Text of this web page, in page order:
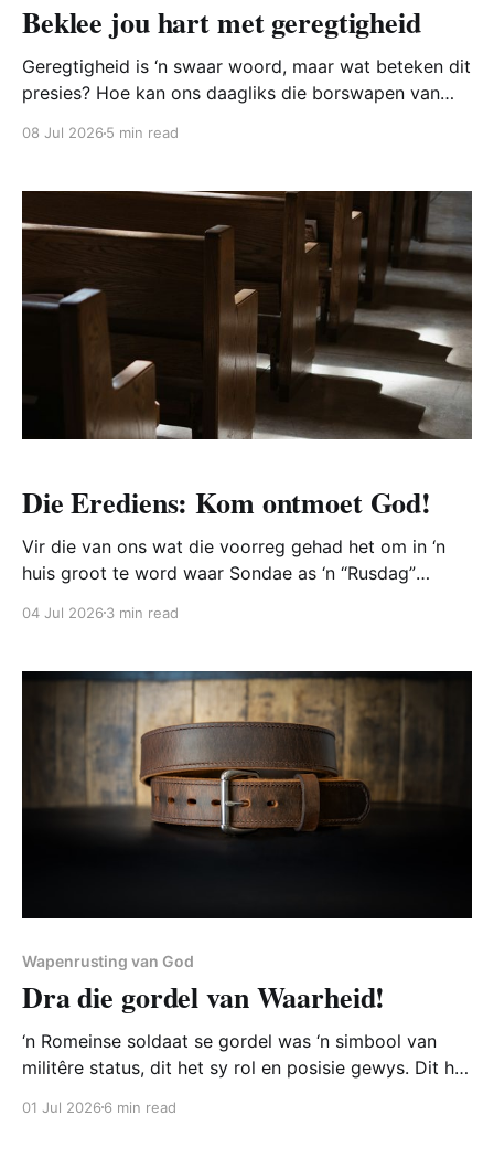
Beklee jou hart met geregtigheid
Geregtigheid is ‘n swaar woord, maar wat beteken dit
presies? Hoe kan ons daagliks die borswapen van
08 Jul 2026 5 min read
Die Erediens: Kom ontmoet God!
Vir die van ons wat die voorreg gehad het om in ‘n
huis groot te word waar Sondae as ‘n “Rusdag”
betekenis en waarde, as gevolg van gewoonte,
slaap nie, want jy moet Sondag
04 Jul 2026 3 min read
Wapenrusting van God
Dra die gordel van Waarheid!
‘n Romeinse soldaat se gordel was ‘n simbool van
militêre status, dit het sy rol en posisie gewys. Dit het
word hierdie gordel die rol van waarheid gegee wat
01 Jul 2026 6 min read